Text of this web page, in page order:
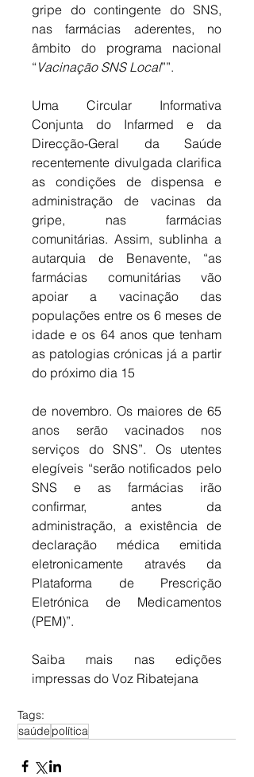
gripe do contingente do SNS,
nas farmácias aderentes, no
âmbito do programa nacional
“ Vacinação SNS Local””.
Uma Circular Informativa
Conjunta do Infarmed e da
Direcção-Geral da Saúde
recentemente divulgada clarifica
as condições de dispensa e
administração de vacinas da
gripe, nas farmácias
comunitárias. Assim, sublinha a
autarquia de Benavente, “as
farmácias comunitárias vão
apoiar a vacinação das
populações entre os 6 meses de
idade e os 64 anos que tenham
as patologias crónicas já a partir
do próximo dia 15
de novembro. Os maiores de 65
anos serão vacinados nos
serviços do SNS”. Os utentes
elegíveis “serão notificados pelo
SNS e as farmácias irão
confirmar, antes da
administração, a existência de
declaração médica emitida
eletronicamente através da
Plataforma de Prescrição
Eletrónica de Medicamentos
(PEM)”.
Saiba mais nas edições
impressas do Voz Ribatejana
Tags:
saúde política